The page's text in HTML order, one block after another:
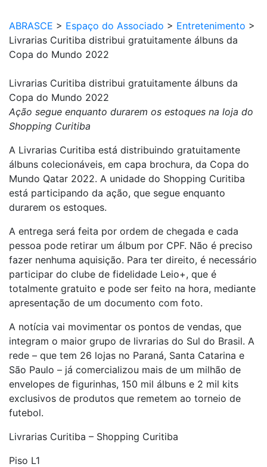
ABRASCE > Espaço do Associado > Entretenimento >
Livrarias Curitiba distribui gratuitamente álbuns da
Copa do Mundo 2022
Livrarias Curitiba distribui gratuitamente álbuns da
Copa do Mundo 2022
Ação segue enquanto durarem os estoques na loja do
Shopping Curitiba
A Livrarias Curitiba está distribuindo gratuitamente
álbuns colecionáveis, em capa brochura, da Copa do
Mundo Qatar 2022. A unidade do Shopping Curitiba
está participando da ação, que segue enquanto
durarem os estoques.
A entrega será feita por ordem de chegada e cada
pessoa pode retirar um álbum por CPF. Não é preciso
fazer nenhuma aquisição. Para ter direito, é necessário
participar do clube de fidelidade Leio+, que é
totalmente gratuito e pode ser feito na hora, mediante
apresentação de um documento com foto.
A notícia vai movimentar os pontos de vendas, que
integram o maior grupo de livrarias do Sul do Brasil. A
rede – que tem 26 lojas no Paraná, Santa Catarina e
São Paulo – já comercializou mais de um milhão de
envelopes de figurinhas, 150 mil álbuns e 2 mil kits
exclusivos de produtos que remetem ao torneio de
futebol.
Livrarias Curitiba – Shopping Curitiba
Piso L1